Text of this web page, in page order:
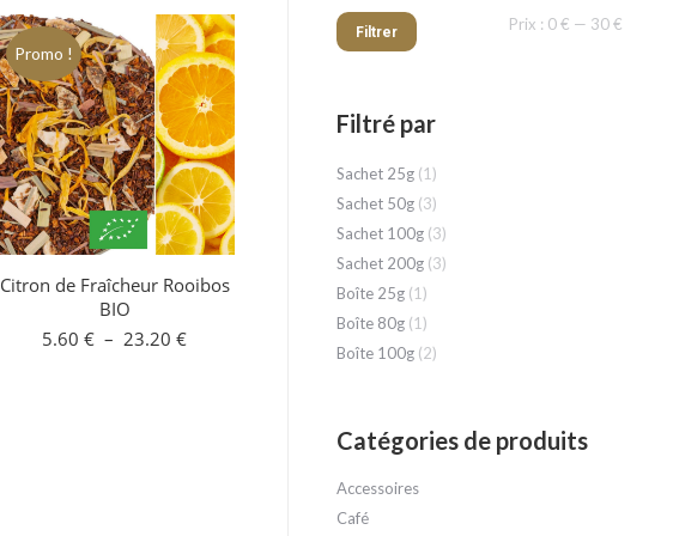
Promo !
Citron de Fraîcheur Rooibos
BIO
5.60 € – 23.20 €Plage
Filtrer Prix : 0 € — 30 €
Filtré par
Sachet 25g (1)
Sachet 50g (3)
Sachet 100g (3)
Sachet 200g (3)
Boîte 25g (1)
Boîte 80g (1)
Boîte 100g (2)
Catégories de produits
Accessoires
Café